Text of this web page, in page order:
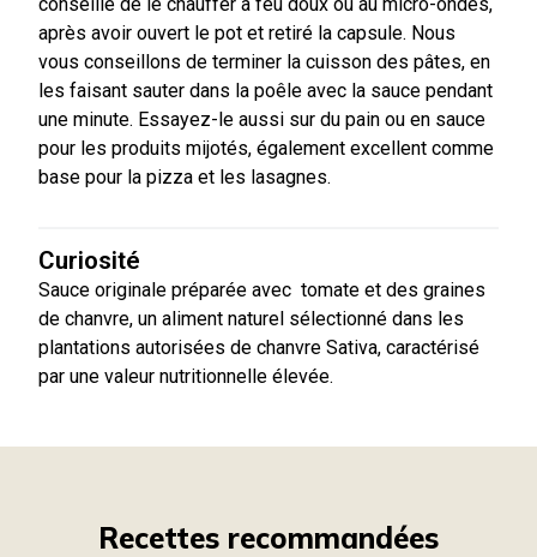
après avoir ouvert le pot et retiré la capsule. Nous
vous conseillons de terminer la cuisson des pâtes, en
les faisant sauter dans la poêle avec la sauce pendant
une minute. Essayez-le aussi sur du pain ou en sauce
pour les produits mijotés, également excellent comme
base pour la pizza et les lasagnes.
Curiosité
Sauce originale préparée avec tomate et des graines
de chanvre, un aliment naturel sélectionné dans les
plantations autorisées de chanvre Sativa, caractérisé
par une valeur nutritionnelle élevée.
Recettes recommandées